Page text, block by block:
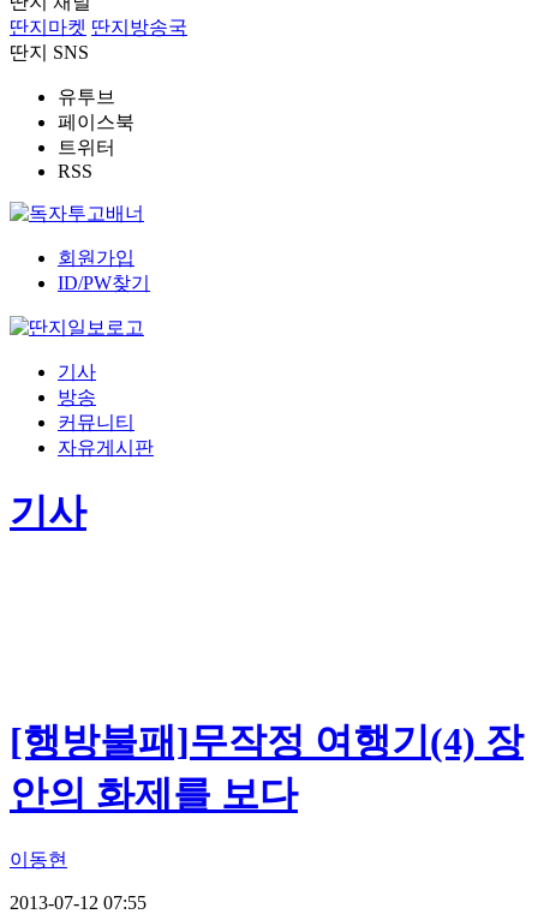
딴지마켓 딴지방송국
딴지 SNS
유투브
페이스북
트위터
RSS
회원가입
ID/PW찾기
기사
방송
커뮤니티
자유게시판
기사
[행방불패]무작정 여행기(4) 장
안의 화제를 보다
이동현
2013-07-12 07:55